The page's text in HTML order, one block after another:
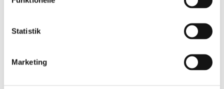
Statistik
Marketing
Artikler